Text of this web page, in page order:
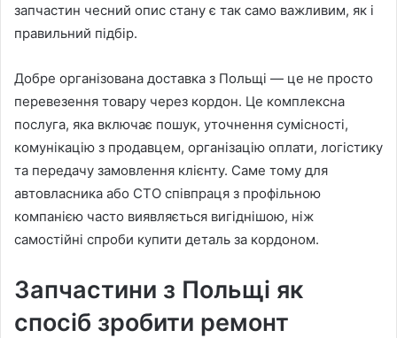
запчастин чесний опис стану є так само важливим, як і
правильний підбір.
Добре організована доставка з Польщі — це не просто
перевезення товару через кордон. Це комплексна
послуга, яка включає пошук, уточнення сумісності,
комунікацію з продавцем, організацію оплати, логістику
та передачу замовлення клієнту. Саме тому для
автовласника або СТО співпраця з профільною
компанією часто виявляється вигіднішою, ніж
самостійні спроби купити деталь за кордоном.
Запчастини з Польщі як
спосіб зробити ремонт